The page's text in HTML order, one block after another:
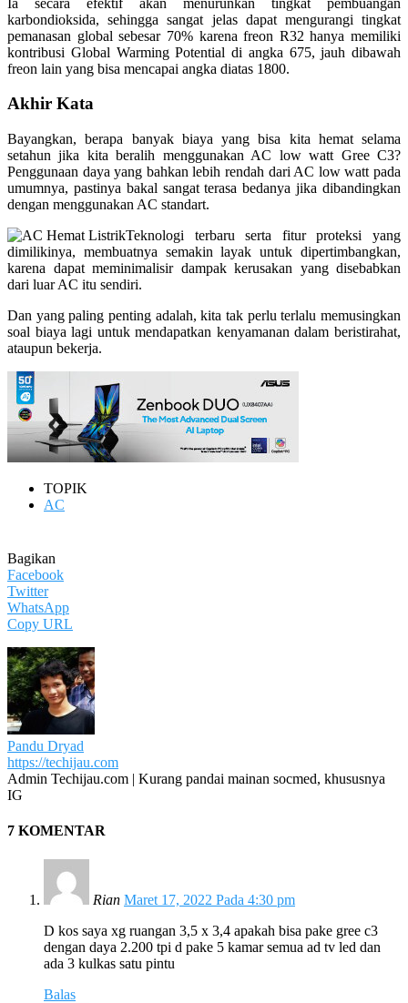
karbondioksida, sehingga sangat jelas dapat mengurangi tingkat
pemanasan global sebesar 70% karena freon R32 hanya memiliki
kontribusi Global Warming Potential di angka 675, jauh dibawah
freon lain yang bisa mencapai angka diatas 1800.
Akhir Kata
Bayangkan, berapa banyak biaya yang bisa kita hemat selama
setahun jika kita beralih menggunakan AC low watt Gree C3?
Penggunaan daya yang bahkan lebih rendah dari AC low watt pada
umumnya, pastinya bakal sangat terasa bedanya jika dibandingkan
dengan menggunakan AC standart.
Teknologi terbaru serta fitur proteksi yang
dimilikinya, membuatnya semakin layak untuk dipertimbangkan,
karena dapat meminimalisir dampak kerusakan yang disebabkan
dari luar AC itu sendiri.
Dan yang paling penting adalah, kita tak perlu terlalu memusingkan
soal biaya lagi untuk mendapatkan kenyamanan dalam beristirahat,
ataupun bekerja.
TOPIK
AC
Bagikan
Facebook
Twitter
WhatsApp
Copy URL
Pandu Dryad
https://techijau.com
Admin Techijau.com | Kurang pandai mainan socmed, khususnya
IG
7 KOMENTAR
Rian Maret 17, 2022 Pada 4:30 pm
D kos saya xg ruangan 3,5 x 3,4 apakah bisa pake gree c3
dengan daya 2.200 tpi d pake 5 kamar semua ad tv led dan
ada 3 kulkas satu pintu
Balas